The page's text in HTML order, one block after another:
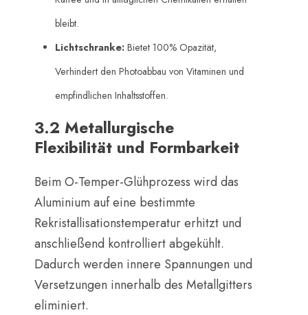
bleibt.
Lichtschranke:​ Bietet 100% Opazität,
Verhindert den Photoabbau von Vitaminen und
empfindlichen Inhaltsstoffen.
3.2 Metallurgische
Flexibilität und Formbarkeit
Beim O-Temper-Glühprozess wird das
Aluminium auf eine bestimmte
Rekristallisationstemperatur erhitzt und
anschließend kontrolliert abgekühlt.
Dadurch werden innere Spannungen und
Versetzungen innerhalb des Metallgitters
eliminiert.